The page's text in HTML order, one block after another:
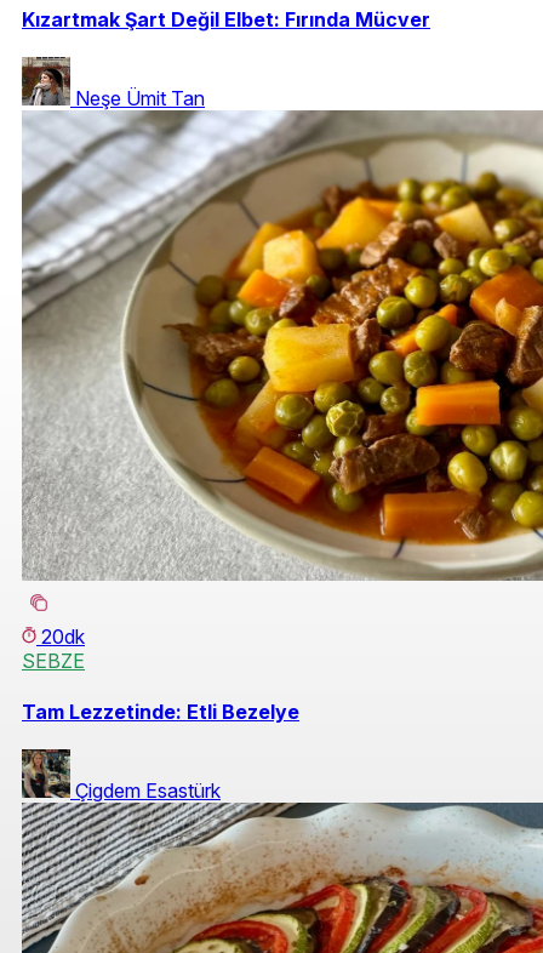
Kızartmak Şart Değil Elbet: Fırında Mücver
Neşe Ümit Tan
20dk
SEBZE
Tam Lezzetinde: Etli Bezelye
Çigdem Esastürk